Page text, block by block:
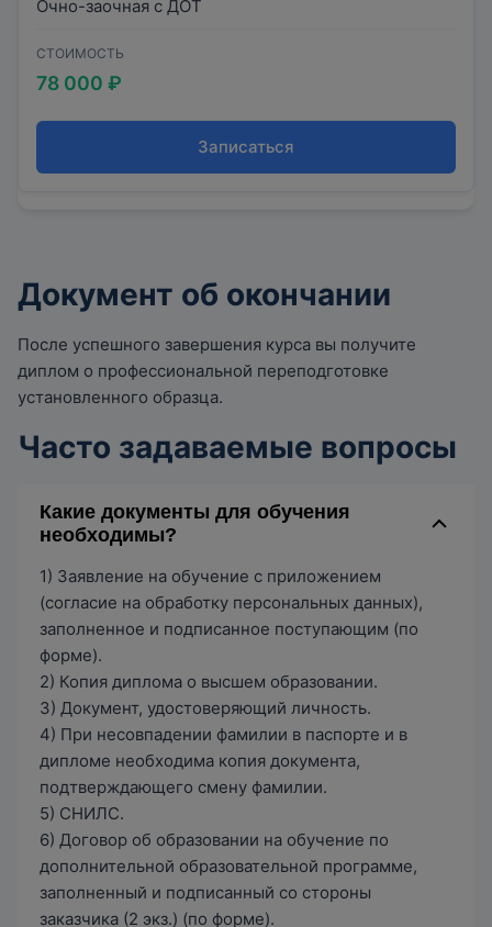
Очно-заочная с ДОТ
СТОИМОСТЬ
78 000 ₽
Записаться
Документ об окончании
После успешного завершения курса вы получите
диплом о профессиональной переподготовке
установленного образца.
Часто задаваемые вопросы
Какие документы для обучения
необходимы?
1) Заявление на обучение с приложением
(согласие на обработку персональных данных),
заполненное и подписанное поступающим (по
форме).
2) Копия диплома о высшем образовании.
3) Документ, удостоверяющий личность.
4) При несовпадении фамилии в паспорте и в
дипломе необходима копия документа,
подтверждающего смену фамилии.
5) СНИЛС.
6) Договор об образовании на обучение по
дополнительной образовательной программе,
заполненный и подписанный со стороны
заказчика (2 экз.) (по форме).